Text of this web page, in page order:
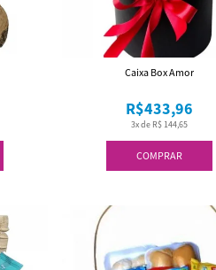
COMPRAR
3x de R$ 144,65
R$433,96
Caixa Box Amor